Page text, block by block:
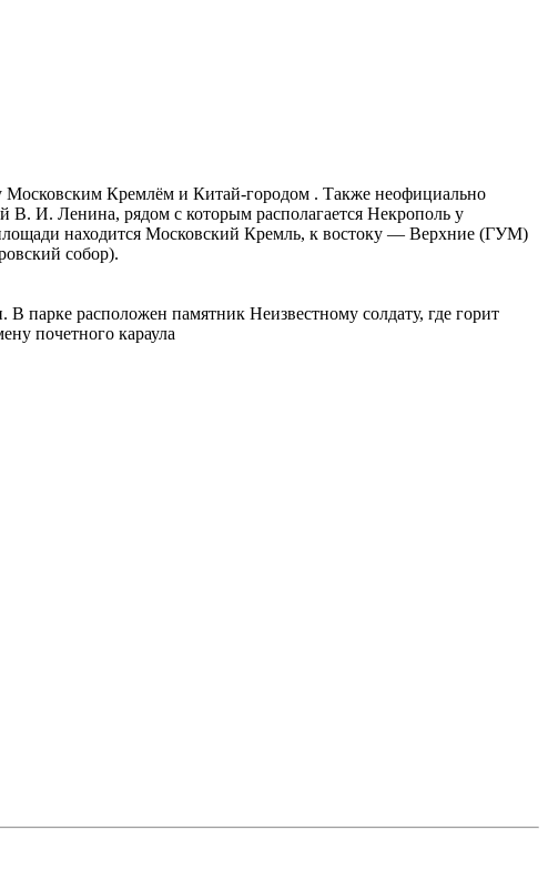
Московским Кремлём и Китай-городом . Также неофициально
И. Ленина, рядом с которым располагается Некрополь у
площади находится Московский Кремль, к востоку — Верхние (ГУМ)
собор).
парке расположен памятник Неизвестному солдату, где горит
почетного караула